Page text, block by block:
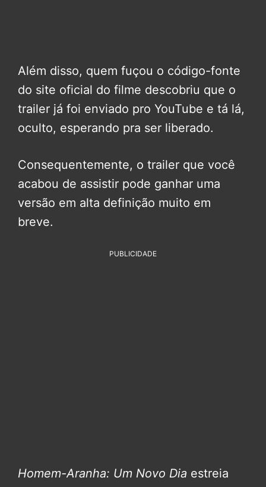
Além disso, quem fuçou o código-fonte
do site oficial do filme descobriu que o
trailer já foi enviado pro YouTube e tá lá,
oculto, esperando pra ser liberado.
Consequentemente, o trailer que você
acabou de assistir pode ganhar uma
versão em alta definição muito em
breve.
PUBLICIDADE
Homem-Aranha: Um Novo Dia estreia